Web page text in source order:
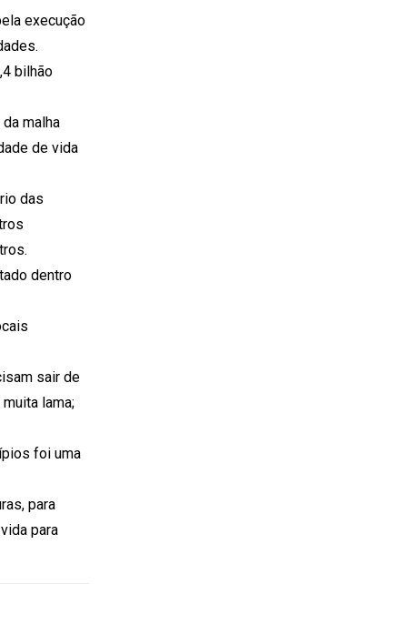
execução
bilhão
malha
de vida
das
dentro
sair de
lama;
foi uma
para
para